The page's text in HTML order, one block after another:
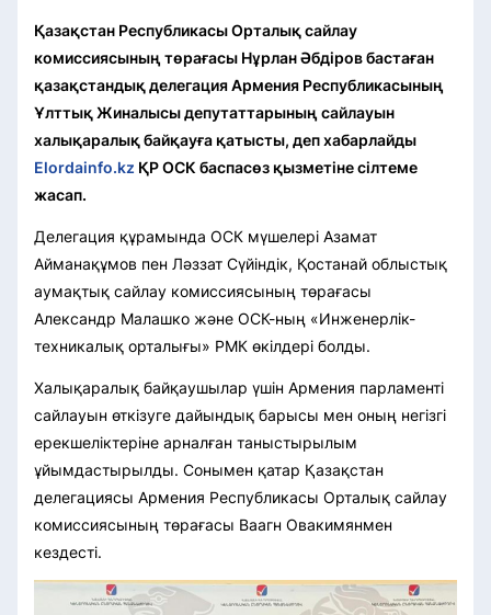
Қазақстан Республикасы Орталық сайлау
комиссиясының төрағасы Нұрлан Әбдіров бастаған
қазақстандық делегация Армения Республикасының
Ұлттық Жиналысы депутаттарының сайлауын
халықаралық байқауға қатысты, деп хабарлайды
Elordainfo.kz ҚРОСК баспасөз қызметіне сілтеме
жасап.
Делегация құрамында ОСК мүшелері Азамат
Айманақұмов пен Ләззат Сүйіндік, Қостанай облыстық
аумақтық сайлау комиссиясының төрағасы
Александр Малашко және ОСК-ның «Инженерлік-
техникалық орталығы» РМК өкілдері болды.
Халықаралық байқаушылар үшін Армения парламенті
сайлауын өткізуге дайындық барысы мен оның негізгі
ерекшеліктеріне арналған таныстырылым
ұйымдастырылды. Сонымен қатар Қазақстан
делегациясы Армения Республикасы Орталық сайлау
комиссиясының төрағасы Ваагн Овакимянмен
кездесті.